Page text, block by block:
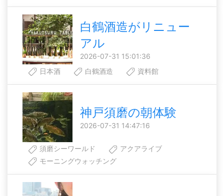
白鶴酒造がリニュー
アル
2026-07-31 15:01:36
日本酒
白鶴酒造 資料館
神戸須磨の朝体験
2026-07-31 14:47:16
須磨シーワールド
アクアライブ
モーニングウォッチング